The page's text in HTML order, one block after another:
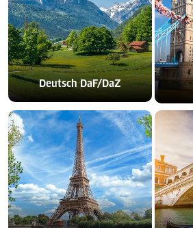
Deutsch DaF/DaZ